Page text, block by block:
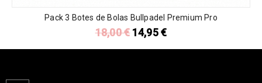
Pack 3 Botes de Bolas Bullpadel Premium Pro
18,00€ 14,95€